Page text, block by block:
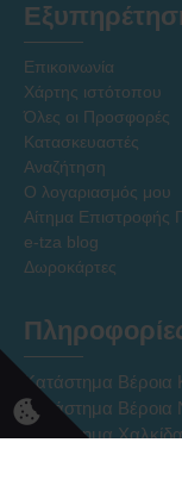
Επικοινωνία
Χάρτης ιστότοπου
Όλες οι Προσφορές
Κατασκευαστές
Αναζήτηση
Ο λογαριασμός μου
Αίτημα Επιστροφής
e-tza blog
Δωροκάρτες
Κατάστημα Βέροια
Κατάστημα
Κατάστημα